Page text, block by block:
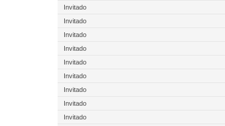
Invitado
Invitado
Invitado
Invitado
Invitado
Invitado
Invitado
Invitado
Invitado